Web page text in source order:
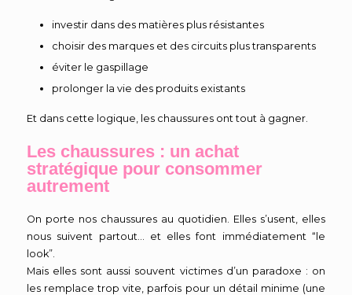
investir dans des matières plus résistantes
choisir des marques et des circuits plus transparents
éviter le gaspillage
prolonger la vie des produits existants
Et dans cette logique, les chaussures ont tout à gagner.
Les chaussures : un achat
stratégique pour consommer
autrement
On porte nos chaussures au quotidien. Elles s’usent, elles
nous suivent partout… et elles font immédiatement “le
look”.
Mais elles sont aussi souvent victimes d’un paradoxe : on
les remplace trop vite, parfois pour un détail minime (une